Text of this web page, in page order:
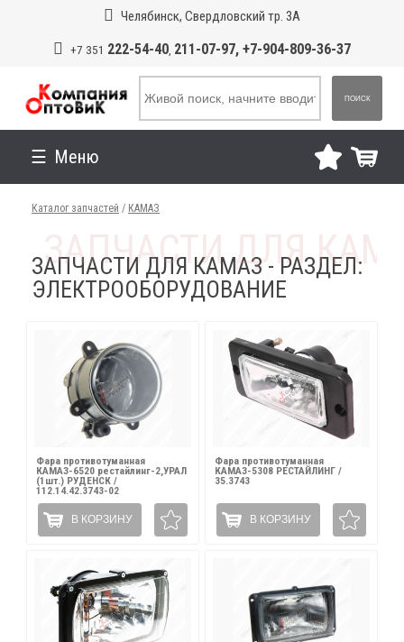
Челябинск, Свердловский тр. 3А
+7 351 222-54-40, 211-07-97, +7-904-809-36-37
ПОИСК
Меню
Каталог запчастей / КАМАЗ
ЗАПЧАСТИ ДЛЯ КАМАЗ - РАЗДЕЛ:
ЭЛЕКТРООБОРУДОВАНИЕ
Фара противотуманная
КАМАЗ-6520 рестайлинг-2,УРАЛ
(1шт.) РУДЕНСК /
112.14.42.3743-02
В КОРЗИНУ
Фара противотуманная
КАМАЗ-5308 РЕСТАЙЛИНГ /
35.3743
В КОРЗИНУ